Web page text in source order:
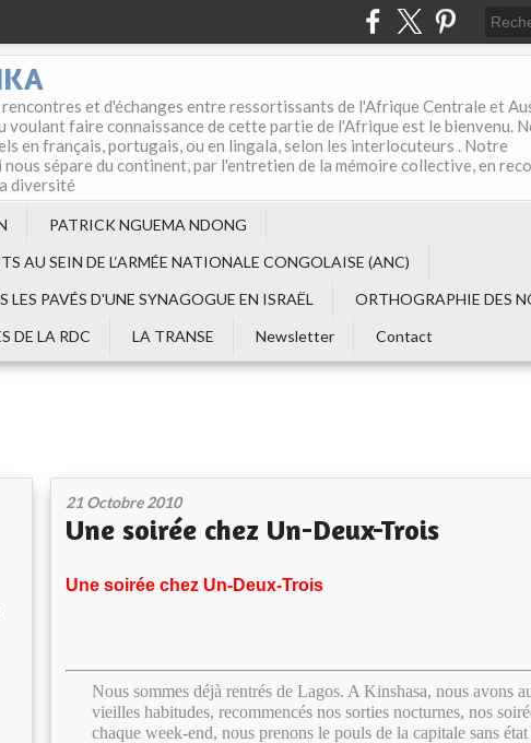
rencontres et d'échanges entre ressortissants de l'Afrique Centrale et
voulant faire connaissance de cette partie de l'Afrique est le bienvenu.
en français, portugais, ou en lingala, selon les interlocuteurs . Notre
sépare du continent, par l'entretien de la mémoire collective, en
diversité
PATRICK NGUEMA NDONG
AU SEIN DE L‘ARMÉE NATIONALE CONGOLAISE (ANC)
LES PAVÉS D'UNE SYNAGOGUE EN ISRAËL
ORTHOGRAPHIE DES
DE LA RDC
LA TRANSE Newsletter Contact
21 Octobre 2010
Une soirée chez Un-Deux-Trois
Une soirée chez Un-Deux-Trois
Nous sommes déjà rentrés de Lagos. A Kinshasa, nous avons
vieilles habitudes, recommencés nos sorties nocturnes, nos
chaque week-end, nous prenons le pouls de la capitale sans état